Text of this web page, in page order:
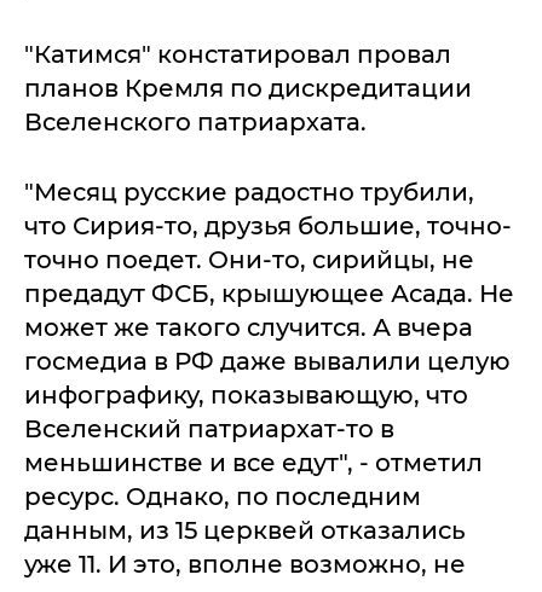
"Катимся" констатировал провал
планов Кремля по дискредитации
Вселенского патриархата.
"Месяц русские радостно трубили,
что Сирия-то, друзья большие, точно-
точно поедет. Они-то, сирийцы, не
предадут ФСБ, крышующее Асада. Не
может же такого случится. А вчера
госмедиа в РФ даже вывалили целую
инфографику, показывающую, что
Вселенский патриархат-то в
меньшинстве и все едут", - отметил
ресурс. Однако, по последним
данным, из 15 церквей отказались
уже 11. И это, вполне возможно, не